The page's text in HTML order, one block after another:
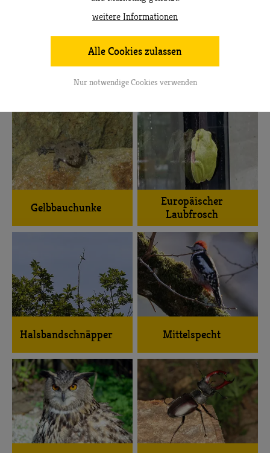
Schlingnatter Alpenkammmolch
Gelbbauchunke
Europäischer
Laubfrosch
Halsbandschnäpper Mittelspecht
weitere Informationen
Alle Cookies zulassen
Nur notwendige Cookies verwenden